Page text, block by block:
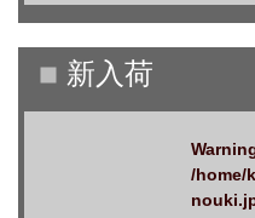
/home/